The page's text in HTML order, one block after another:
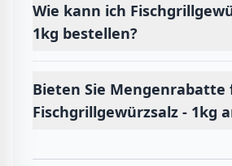
Wie kann ich
1kg bestellen?
Bieten Sie Mengenrabatte
Fischgrillgewürzsalz - 1kg